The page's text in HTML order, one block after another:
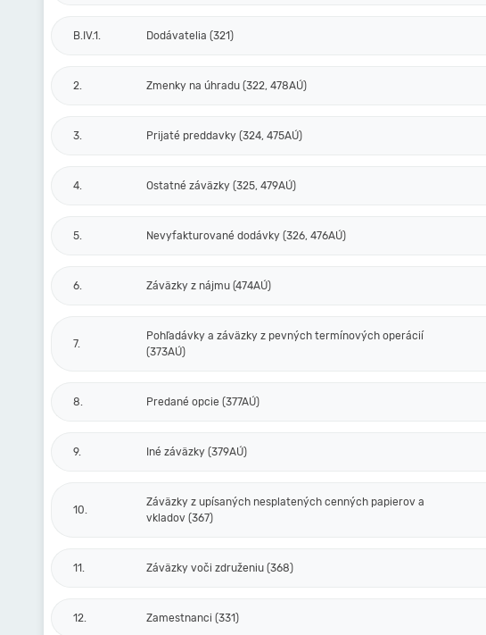
B.IV.1. Dodávatelia (321)
2. Zmenky na úhradu (322, 478AÚ)
3. Prijaté preddavky (324, 475AÚ)
4. Ostatné záväzky (325, 479AÚ)
5. Nevyfakturované dodávky (326, 476AÚ)
6. Záväzky z nájmu (474AÚ)
7.
Pohľadávky a záväzky z pevných termínových operácií
(373AÚ)
8. Predané opcie (377AÚ)
9. Iné záväzky (379AÚ)
10.
Záväzky z upísaných nesplatených cenných papierov a
vkladov (367)
11. Záväzky voči združeniu (368)
12. Zamestnanci (331)